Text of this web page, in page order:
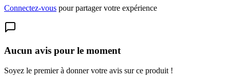
Connectez-vous pour partager votre expérience
Aucun avis pour le moment
Soyez le premier à donner votre avis sur ce produit !